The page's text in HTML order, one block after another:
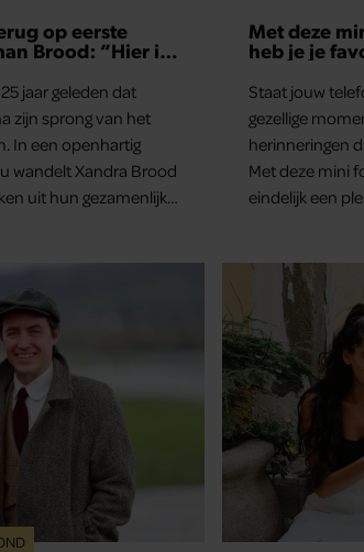
op eerste
Brood: “Hier is
jaar geleden dat
zijn sprong van het
In een openhartig
wandelt Xandra Brood
uit hun gezamenlijke
Met deze
heb je je
Staat jouw
gezellige
herinneringen
Met deze mini
eindelijk een